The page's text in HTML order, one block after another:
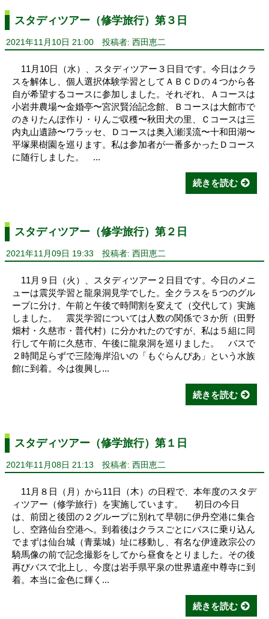
スタディツアー（修学旅行）第３日
2021年11月10日 21:00 投稿者: 西田恵二
11月10日（水）、スタディツアー３日目です。今日はクラ
スを解体し、個人選択体験学習としてＡＢＣＤの４つから各
自が希望するコースに参加しました。それぞれ、Ａコースは
小岩井農場〜金婚亭〜宮沢賢治記念館、Ｂコースは大館市で
のきりたんぽ作り・りんご収穫〜秋田犬の里、Ｃコースは三
内丸山遺跡〜ワラッセ、Ｄコースは奥入瀬渓流〜十和田湖〜
平塚果樹園を巡ります。私は参加者が一番多かったＤコース
に随行しました。 ...
続きを読む
スタディツアー（修学旅行）第２日
2021年11月09日 19:33 投稿者: 西田恵二
11月９日（火）、スタディツアー２日目です。今日のメニ
ューは震災学習と龍泉洞見学でした。全クラスを５つのグル
ープに分け、午前と午後で時間割を変えて（交代して）実施
しました。 震災学習については人数の関係で３か所（田野
畑村・久慈市・普代村）に分かれたのですが、私は５組に同
行して午前に久慈市、午後に龍泉洞を巡りました。 バスで
２時間足らずで三陸海岸沿いの「もぐらんぴあ」という水族
館に到着。今は復興し...
続きを読む
スタディツアー（修学旅行）第１日
2021年11月08日 21:13 投稿者: 西田恵二
11月８日（月）から11日（木）の日程で、本年度のスタデ
ィツアー（修学旅行）を実施しています。 初日の今日
は、前団と後団の２グループに別れて早朝に伊丹空港に集合
し、空路仙台空港へ。到着後はクラスごとにバスに乗り込ん
でまずは仙台城（青葉城）址に移動し、有名な伊達政宗公の
騎馬像の前で記念撮影をしてから昼食をとりました。その後
再びバスで北上し、今度は岩手県平泉の世界遺産中尊寺に到
着。本当に金色に輝く...
続きを読む